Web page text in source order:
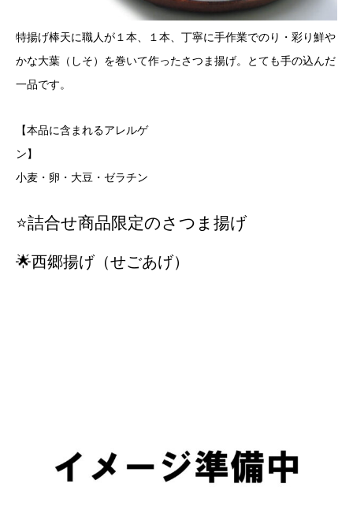
特揚げ棒天に職人が１本、１本、丁寧に手作業でのり・彩り鮮や
かな大葉（しそ）を巻いて作ったさつま揚げ。とても手の込んだ
一品です。
【本品に含まれるアレルゲ
ン
小麦・卵・大豆・ゼラチン
⭐詰合せ商品限定のさつま揚げ
🌟西郷揚げ（せごあげ）